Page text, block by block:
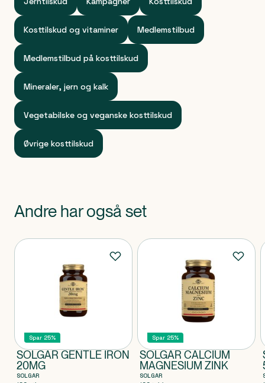
1 tablet dagligt - tages til måltidet.
Anbefalet daglig dosis bør ikke overskrides.
Næringsindhold:
Jern (som bisglycinat) 20mg - 143%*
*RI=Referenceindtag
Ingredienser: Fyldemiddel (mikrokrystallinsk cellulose,
citronsyre, maltodextrin)) vegetabilsk kapsel
(hydroxypropylmethylcellulose), Jern (bisglycinat),
Antiklumpningsmiddel (magnesiumsalte af fedtsyrer)
Opbevaring
Kosttilskud bør ikke træde i stedet for en varieret kost
Bør kun efter aftale med læge eller
sundhedsplejerske anvendes af gravide eller børn.
Klassificeret som
Produktet er et kosttilskud
Kosttilskud og vitaminer Medlemstilbud
Medlemstilbud på kosttilskud
Mineraler, jern og kalk
Vegetabilske og veganske kosttilskud
Øvrige kosttilskud
Andre har også set
Produkter
Spar 25%
SOLGAR GENTLE IRON
20MG
SOLGAR
Spar 25%
SOLGAR CALCIUM
MAGNESIUM ZINK
SOLGAR